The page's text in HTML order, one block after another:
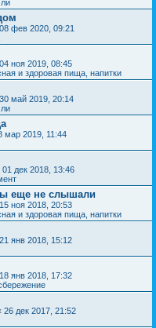
08 фев 2020, 09:21
04 ноя 2019, 08:45
и здоровая пища, напитки
30 май 2019, 20:14
мар 2019, 11:44
01 дек 2018, 13:46
еще не слышали
15 ноя 2018, 20:53
и здоровая пища, напитки
21 янв 2018, 15:12
18 янв 2018, 17:32
26 дек 2017, 21:52